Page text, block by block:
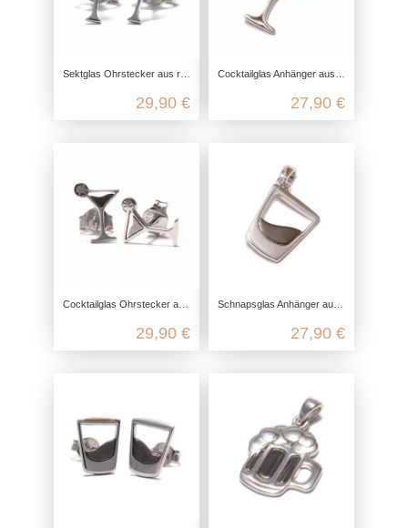
Sektglas Ohrstecker aus recyceltem 925 Sterling Silber
29,90 €
Cocktailglas Anhänger aus recyceltem 925 Sterling Silber
27,90 €
Cocktailglas Ohrstecker aus recyceltem 925 Sterling Silber
29,90 €
Schnapsglas Anhänger aus recyceltem 925 Sterling Silber
27,90 €